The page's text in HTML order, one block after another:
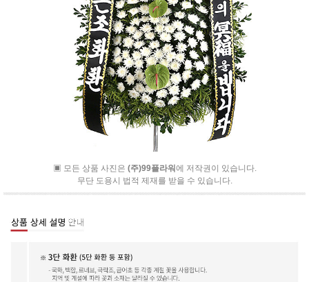
▣ 모든 상품 사진은 (주)99플라워에 저작권이 있습니다.
무단 도용시 법적 제재를 받을 수 있습니다.